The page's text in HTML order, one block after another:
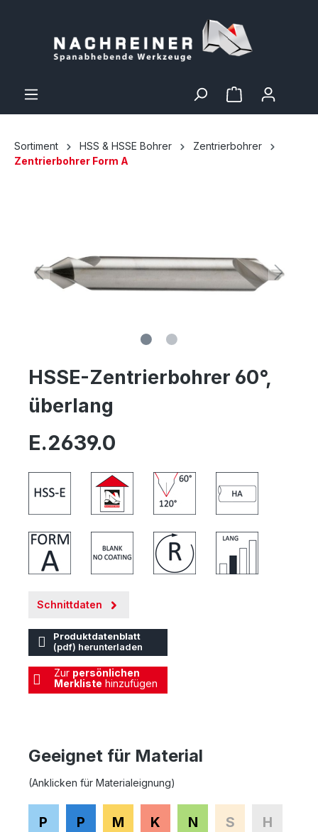
Sortiment HSS & HSSE Bohrer
Zentrierbohrer
Zentrierbohrer Form A
HSSE-Zentrierbohrer 60°,
überlang
E.2639.0
Schnittdaten
Produktdatenblatt
(pdf) herunterladen
Zur persönlichen
Merkliste hinzufügen
Geeignet für Material
(Anklicken für Materialeignung)
P P M K N S H